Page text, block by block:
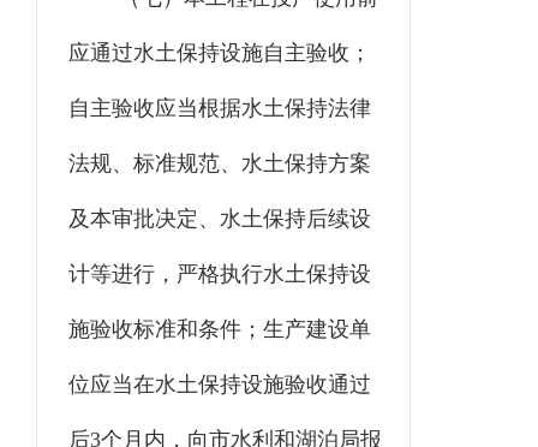
应通过水土保持设施自主验收；
自主验收应当根据水土保持法律
法规、标准规范、水土保持方案
及本审批决定、水土保持后续设
计等进行，严格执行水土保持设
施验收标准和条件；生产建设单
位应当在水土保持设施验收通过
后3个月内，向市水利和湖泊局报